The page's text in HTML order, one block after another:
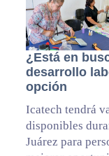
¿Está en
desarrollo
opción
Icatech tendrá
disponibles
Juárez para